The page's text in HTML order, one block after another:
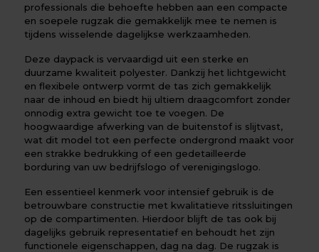
professionals die behoefte hebben aan een compacte
en soepele rugzak die gemakkelijk mee te nemen is
tijdens wisselende dagelijkse werkzaamheden.
Deze daypack is vervaardigd uit een sterke en
duurzame kwaliteit polyester. Dankzij het lichtgewicht
en flexibele ontwerp vormt de tas zich gemakkelijk
naar de inhoud en biedt hij ultiem draagcomfort zonder
onnodig extra gewicht toe te voegen. De
hoogwaardige afwerking van de buitenstof is slijtvast,
wat dit model tot een perfecte ondergrond maakt voor
een strakke bedrukking of een gedetailleerde
borduring van uw bedrijfslogo of verenigingslogo.
Een essentieel kenmerk voor intensief gebruik is de
betrouwbare constructie met kwalitatieve ritssluitingen
op de compartimenten. Hierdoor blijft de tas ook bij
dagelijks gebruik representatief en behoudt het zijn
functionele eigenschappen, dag na dag. De rugzak is